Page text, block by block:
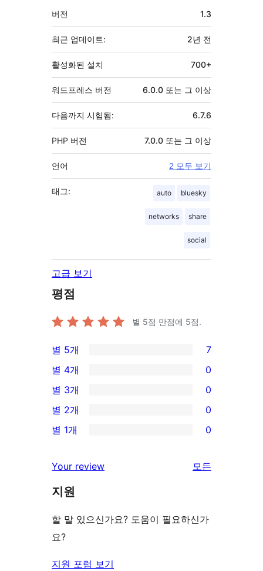
기
초
버전 1.3
최근 업데이트: 2년 전
활성화된 설치 700+
워드프레스 버전 6.0.0 또는 그 이상
다음까지 시험됨: 6.7.6
PHP 버전 7.0.0 또는 그 이상
언어 2 모두 보기
태그: auto bluesky
networks share
social
고급 보기
평점
별 5점 만점에 5점.
7/5-
별
점
후
기
별 5개 7
0/4-
별
점
후
별 4개 0
0/3-
별
점
기
별 3개 0
0/2-
별
후
기
별 2개 0
0/1-
점
후
별 1개 0
Your review
모든
보
지원
할 말 있으신가요? 도움이 필요하신가
요?
지원 포럼 보기